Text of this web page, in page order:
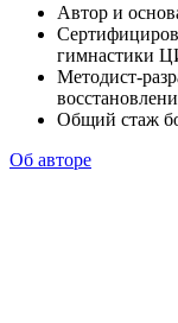
Автор и
гимнастики
Методист-
Общий стаж
Об авторе